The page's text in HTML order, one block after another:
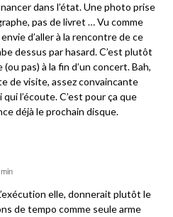
dans l’état. Une photo prise
pas de livret … Vu comme
d’aller à la rencontre de ce
dessus par hasard. C’est plutôt
pas) à la fin d’un concert. Bah,
de visite, assez convaincante
l’écoute. C’est pour ça que
déjà le prochain disque.
elle, donnerait plutôt le
de tempo comme seule arme